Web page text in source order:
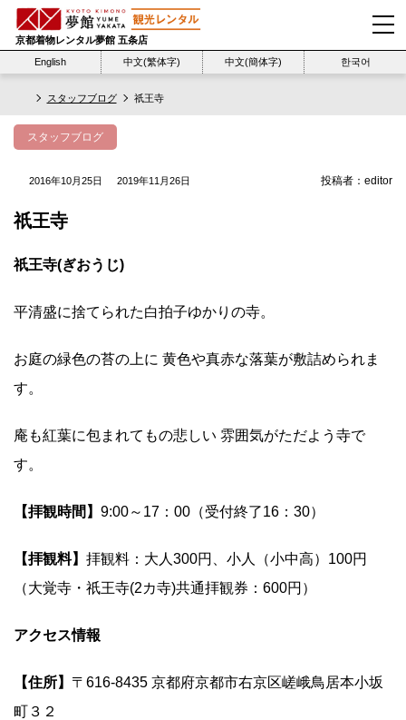
京都着物レンタル夢館 五条店
English
中文(繁体字) 中文(簡体字) 한국어
スタッフブログ 祇王寺
スタッフブログ
2016年10月25日 2019年11月26日 投稿者： editor
祇王寺
祇王寺(ぎおうじ)
平清盛に捨てられた白拍子ゆかりの寺。
お庭の緑色の苔の上に 黄色や真赤な落葉が敷詰められま
す。
庵も紅葉に包まれてもの悲しい 雰囲気がただよう寺で
す。
【拝観時間】 9:00～17：00（受付終了16：30）
【拝観料】 拝観料：大人300円、小人（小中高）100円
（大覚寺・祇王寺(2カ寺)共通拝観券：600円）
アクセス情報
【住所】 〒616-8435 京都府京都市右京区嵯峨鳥居本小坂
町３２